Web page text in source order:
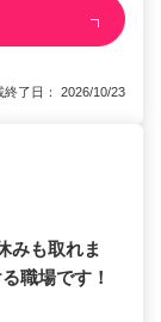
了日： 2026/10/23
みも取れま
職場です！